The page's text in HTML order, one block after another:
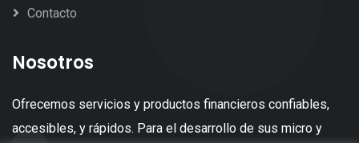
Contacto
Nosotros
Ofrecemos servicios y productos financieros confiables,
accesibles, y rápidos. Para el desarrollo de sus micro y